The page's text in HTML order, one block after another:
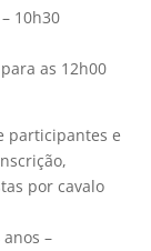
10h30
as 12h00
participantes e
por cavalo
–